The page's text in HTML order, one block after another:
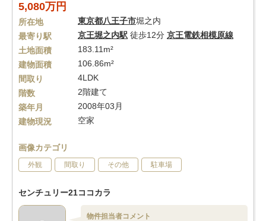
5,080万円
所在地 東京都八王子市堀之内
最寄り駅
京王堀之内駅 徒歩12分 京王電鉄相模原線
土地面積
183.11m²
建物面積
106.86m²
間取り
4LDK
階数
2階建て
築年月
2008年03月
建物現況
空家
画像カテゴリ
外観 間取り その他 駐車場
センチュリー21ココカラ
物件担当者コメント